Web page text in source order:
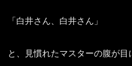
「白井さん、白井さん」
と、見慣れたマスターの腹が目